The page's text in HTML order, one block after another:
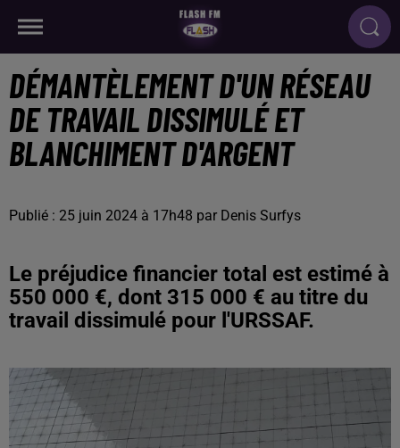
DÉMANTÈLEMENT D'UN RÉSEAU
DE TRAVAIL DISSIMULÉ ET
BLANCHIMENT D'ARGENT
Publié : 25 juin 2024 à 17h48 par Denis Surfys
Le préjudice financier total est estimé à
550 000 €, dont 315 000 € au titre du
travail dissimulé pour l'URSSAF.